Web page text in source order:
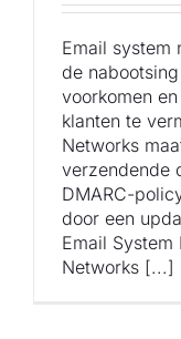
Email system
de
voorkomen
klanten te
Networks
verzendende
DMARC-
door een
Email
Networks [...]